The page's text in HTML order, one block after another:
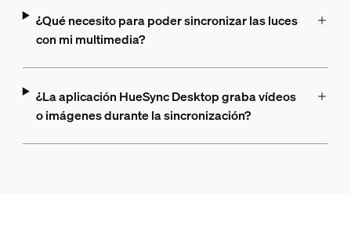
¿Qué necesito para poder sincronizar las luces
con mi multimedia?
¿La aplicación HueSync Desktop graba vídeos
o imágenes durante la sincronización?